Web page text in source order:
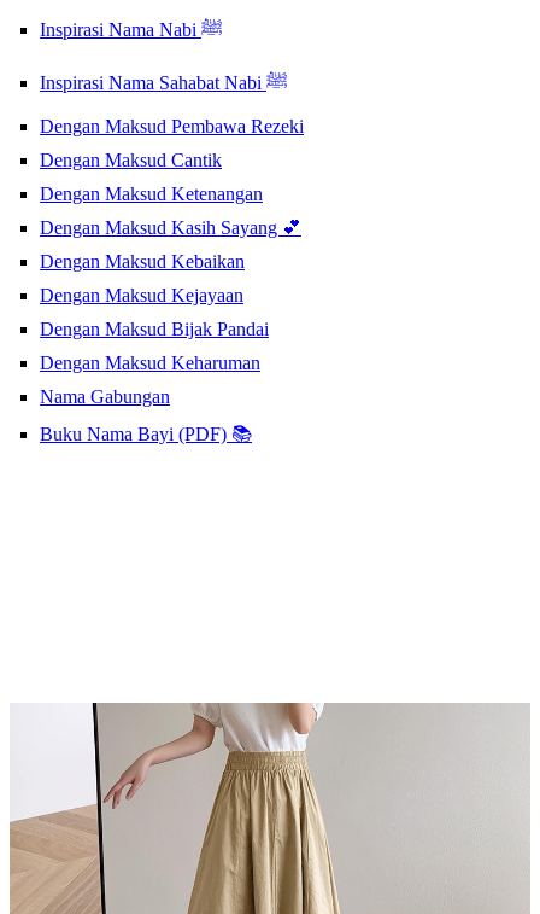
Inspirasi Nama Nabi ﷺ
Inspirasi Nama Sahabat Nabi ﷺ
Dengan Maksud Pembawa Rezeki
Dengan Maksud Cantik
Dengan Maksud Ketenangan
Dengan Maksud Kasih Sayang 💕
Dengan Maksud Kebaikan
Dengan Maksud Kejayaan
Dengan Maksud Bijak Pandai
Dengan Maksud Keharuman
Nama Gabungan
Buku Nama Bayi (PDF) 📚